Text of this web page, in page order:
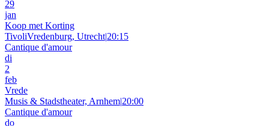
29
jan
Koop met Korting
TivoliVredenburg, Utrecht|20:15
Cantique d'amour
di
2
feb
Vrede
Musis & Stadstheater, Arnhem|20:00
Cantique d'amour
do